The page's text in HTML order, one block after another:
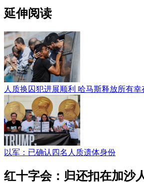
延伸阅读
人质换囚犯进展顺利 哈马斯释放所有
以军：已确认四名人质遗体身份
红十字会：归还扣在加沙